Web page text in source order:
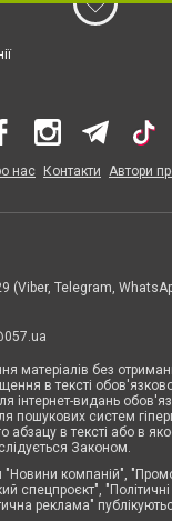
нас Контакти Автори
(Viber, Telegram,
матеріалів без
в тексті
інтернет-видань
пошукових систем
абзацу в тексті або в
Законом.
компаній",
спецпроєкт",
реклама"